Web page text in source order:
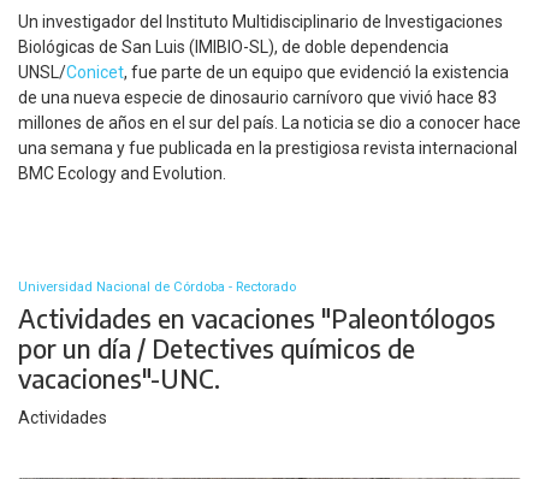
Un investigador del Instituto Multidisciplinario de Investigaciones
Biológicas de San Luis (IMIBIO-SL), de doble dependencia
UNSL/Conicet, fue parte de un equipo que evidenció la existencia
de una nueva especie de dinosaurio carnívoro que vivió hace 83
millones de años en el sur del país. La noticia se dio a conocer hace
una semana y fue publicada en la prestigiosa revista internacional
BMC Ecology and Evolution.
Universidad Nacional de Córdoba - Rectorado
Actividades en vacaciones "Paleontólogos
por un día / Detectives químicos de
vacaciones"-UNC.
Actividades